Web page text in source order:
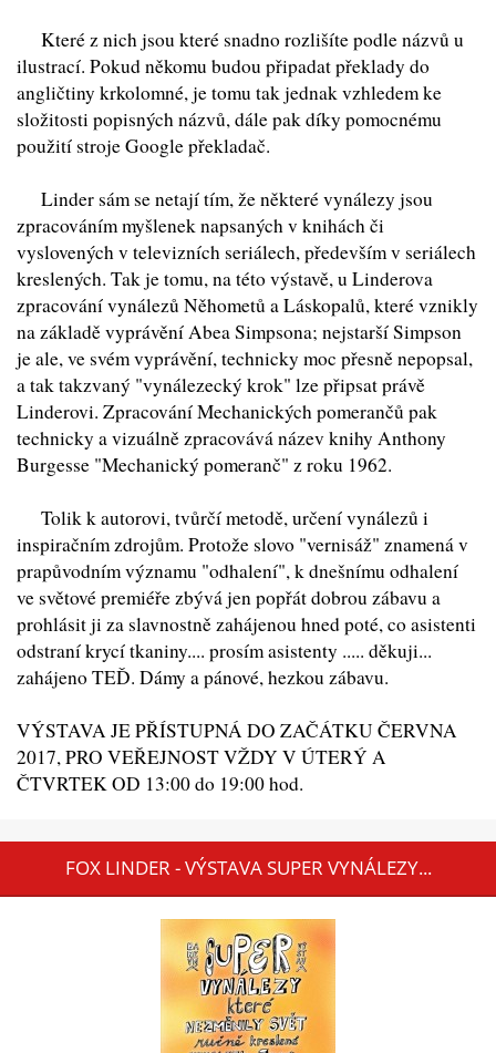
Které z nich jsou které snadno rozlišíte podle názvů u
ilustrací. Pokud někomu budou připadat překlady do
angličtiny krkolomné, je tomu tak jednak vzhledem ke
složitosti popisných názvů, dále pak díky pomocnému
použití stroje Google překladač.
Linder sám se netají tím, že některé vynálezy jsou
zpracováním myšlenek napsaných v knihách či
vyslovených v televizních seriálech, především v seriálech
kreslených. Tak je tomu, na této výstavě, u Linderova
zpracování vynálezů Něhometů a Láskopalů, které vznikly
na základě vyprávění Abea Simpsona; nejstarší Simpson
je ale, ve svém vyprávění, technicky moc přesně nepopsal,
a tak takzvaný "vynálezecký krok" lze připsat právě
Linderovi. Zpracování Mechanických pomerančů pak
technicky a vizuálně zpracovává název knihy Anthony
Burgesse "Mechanický pomeranč" z roku 1962.
Tolik k autorovi, tvůrčí metodě, určení vynálezů i
inspiračním zdrojům. Protože slovo "vernisáž" znamená v
prapůvodním významu "odhalení", k dnešnímu odhalení
ve světové premiéře zbývá jen popřát dobrou zábavu a
prohlásit ji za slavnostně zahájenou hned poté, co asistenti
odstraní krycí tkaniny.... prosím asistenty ..... děkuji...
zahájeno TEĎ. Dámy a pánové, hezkou zábavu.
VÝSTAVA JE PŘÍSTUPNÁ DO ZAČÁTKU ČERVNA
2017, PRO VEŘEJNOST VŽDY V ÚTERÝ A
ČTVRTEK OD 13:00 do 19:00 hod.
FOX LINDER - VÝSTAVA SUPER VYNÁLEZY...